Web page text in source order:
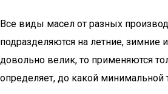
Все виды масел от разных
подразделяются на летние, зимние
довольно велик, то применяются
определяет, до какой минимальной